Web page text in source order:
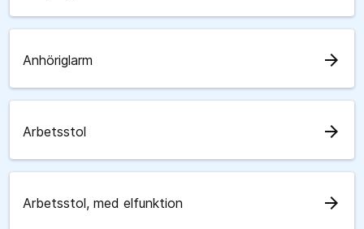
Anhöriglarm arrow_forward
Arbetsstol arrow_forward
Arbetsstol, med elfunktion arrow_forward